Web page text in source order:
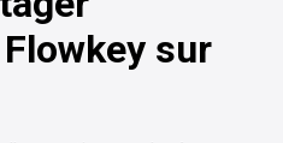
sur